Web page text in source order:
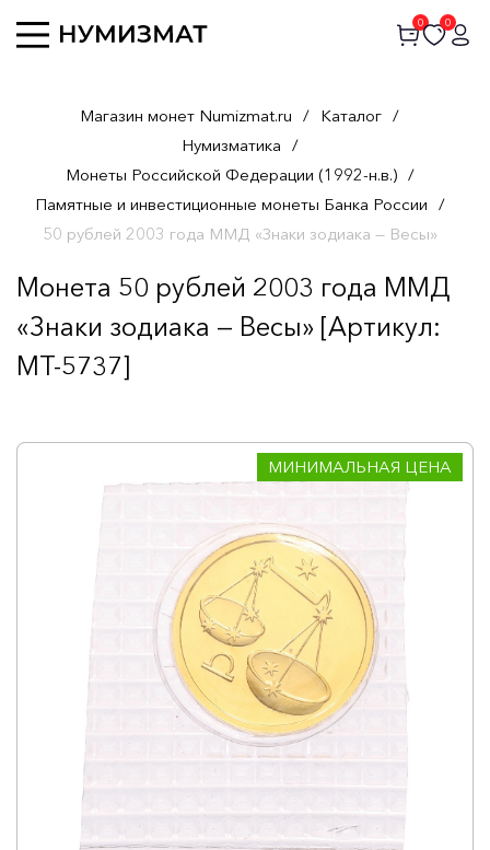
0 0
Магазин монет Numizmat.ru / Каталог /
Нумизматика /
Монеты Российской Федерации (1992-н.в.) /
Памятные и инвестиционные монеты Банка России /
50 рублей 2003 года ММД «Знаки зодиака — Весы»
Монета 50 рублей 2003 года ММД
«Знаки зодиака — Весы» [Артикул:
MT-5737]
МИНИМАЛЬНАЯ ЦЕНА